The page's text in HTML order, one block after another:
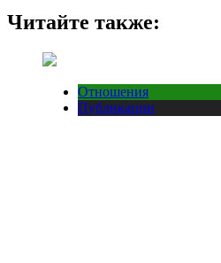
Читайте также:
Отношения
Публикации